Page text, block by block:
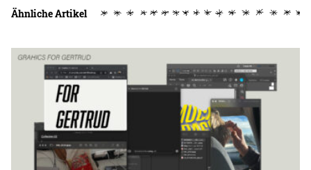
Ähnliche Artikel